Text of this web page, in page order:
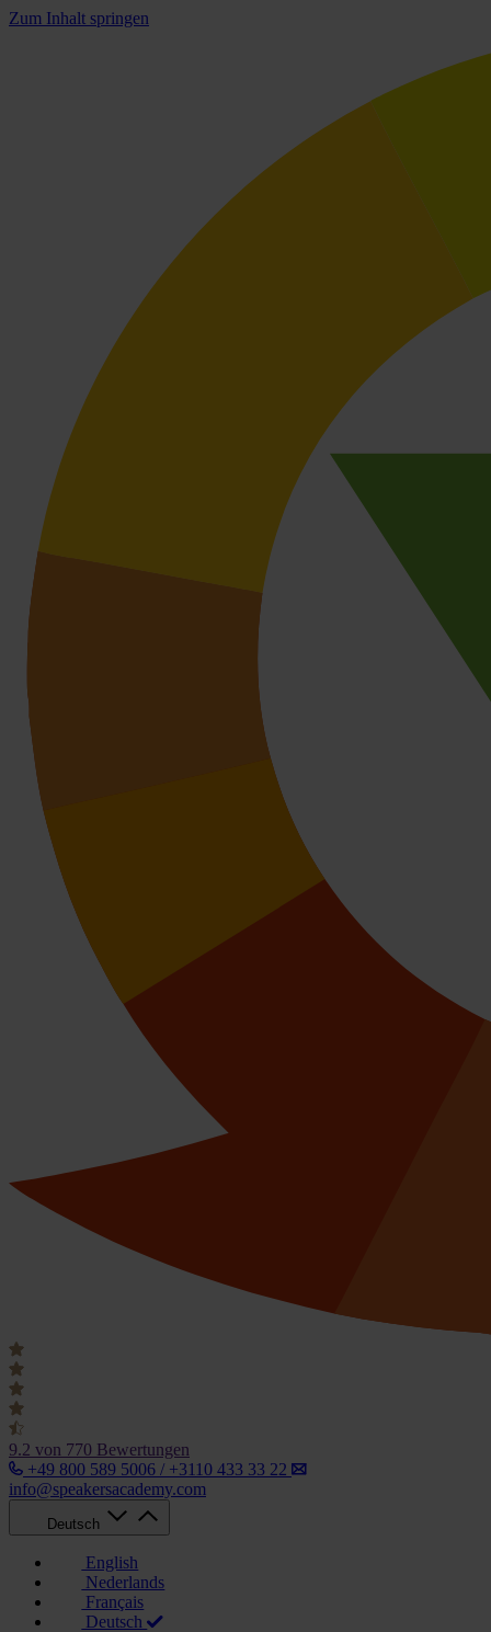
Zum Inhalt springen
9.2 von 770 Bewertungen
+49 800 589 5006 / +3110 433 33 22
info@speakersacademy.com
Deutsch
English
Nederlands
Français
Deutsch